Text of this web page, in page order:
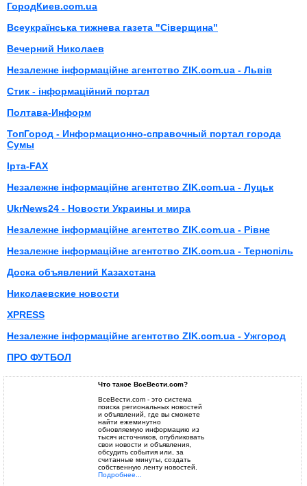
ГородКиев.com.ua
Всеукраїнська тижнева газета "Сіверщина"
Вечерний Николаев
Незалежне інформаційне агентство ZIK.com.ua - Львів
Стик - інформаційний портал
Полтава-Информ
ТопГород - Информационно-справочный портал города
Сумы
Ірта-FAX
Незалежне інформаційне агентство ZIK.com.ua - Луцьк
UkrNews24 - Новости Украины и мира
Незалежне інформаційне агентство ZIK.com.ua - Рівне
Незалежне інформаційне агентство ZIK.com.ua - Тернопіль
Доска объявлений Казахстана
Николаевские новости
XPRESS
Незалежне інформаційне агентство ZIK.com.ua - Ужгород
ПРО ФУТБОЛ
Что такое ВсеВести.com?
ВсеВести.com - это система
поиска региональных новостей
и объявлений, где вы сможете
найти ежеминутно
обновляемую информацию из
тысяч источников, опубликовать
свои новости и объявления,
обсудить события или, за
считанные минуты, создать
собственную ленту новостей.
Подробнее...